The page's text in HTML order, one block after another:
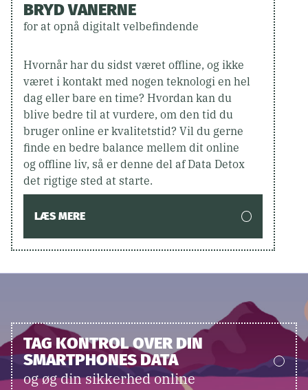
BRYD VANERNE
for at opnå digitalt velbefindende
Hvornår har du sidst været offline, og ikke
været i kontakt med nogen teknologi en hel
dag eller bare en time? Hvordan kan du
blive bedre til at vurdere, om den tid du
bruger online er kvalitetstid? Vil du gerne
finde en bedre balance mellem dit online
og offline liv, så er denne del af Data Detox
det rigtige sted at starte.
LÆS MERE
TAG KONTROL OVER DIN
SMARTPHONES DATA
og øg din sikkerhed online